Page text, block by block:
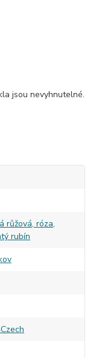
jsou nevyhnutelné.
růžová, róza,
rubín